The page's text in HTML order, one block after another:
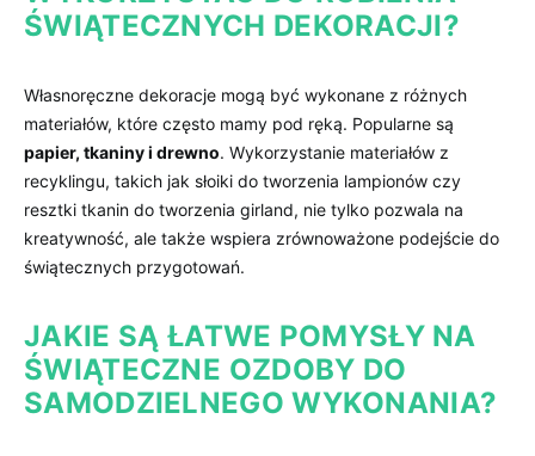
ŚWIĄTECZNYCH DEKORACJI?
Własnoręczne dekoracje mogą być wykonane z ⁣różnych⁢
materiałów, które często mamy pod ręką. Popularne‍ są
papier, tkaniny ⁢i drewno. Wykorzystanie ⁣materiałów z ​
recyklingu, takich jak słoiki do tworzenia‍ lampionów‌ czy
resztki tkanin do‌ tworzenia girland, nie‌ tylko pozwala na​
kreatywność, ale także ​wspiera⁢ zrównoważone podejście do
świątecznych​ przygotowań.
JAKIE⁢ SĄ ŁATWE POMYSŁY NA
ŚWIĄTECZNE ⁤OZDOBY DO
SAMODZIELNEGO ​WYKONANIA?